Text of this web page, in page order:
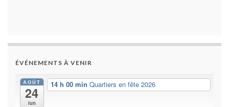
ÉVÉNEMENTS À VENIR
AOÛT
24
lun
14 h 00 min Quartiers en fête 2026